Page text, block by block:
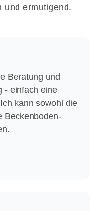
und ermutigend.
Beratung und
- einfach eine
kann sowohl die
Beckenboden-